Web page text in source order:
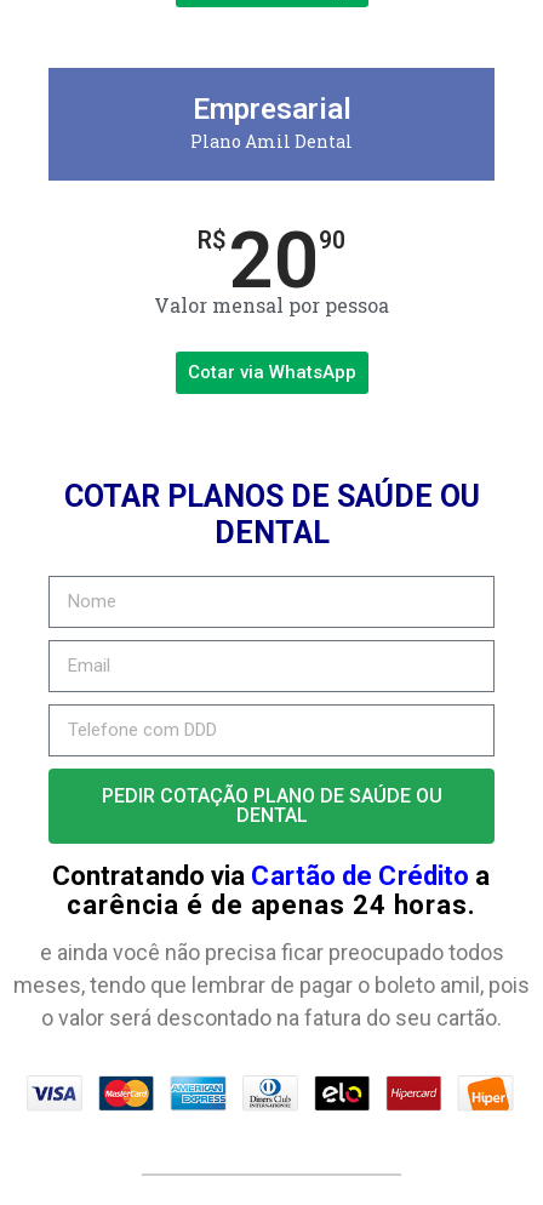
Empresarial
Plano Amil Dental
R$ 2090
Valor mensal por pessoa
Cotar via WhatsApp
COTAR PLANOS DE SAÚDE OU
DENTAL
PEDIR COTAÇÃO PLANO DE SAÚDE OU
DENTAL
Contratando via Cartão de Crédito a
carência é de apenas 24 horas.
e ainda você não precisa ficar preocupado todos
meses, tendo que lembrar de pagar o boleto amil, pois
o valor será descontado na fatura do seu cartão.